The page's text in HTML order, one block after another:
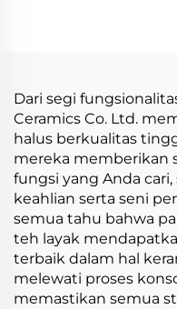
Dari segi
Ceramics Co. Ltd.
halus berkualitas
mereka memberikan
fungsi yang Anda
keahlian serta seni
semua tahu bahwa
teh layak
terbaik dalam hal
melewati proses
memastikan semua